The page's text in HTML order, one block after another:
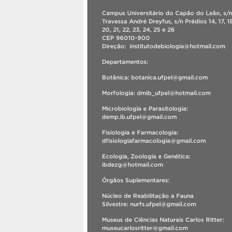
Campus Universitário do Capão do Leão, s/
Travessa André Dreyfus, s/n Prédios 14, 17,
20, 21, 22, 23, 24, 25 e 26
CEP 96010-900
Direção: institutodebiologia@hotmail.com
Departamentos:
Botânica: botanica.ufpel@gmail.com
Morfologia: dmib_ufpel@hotmail.com
Microbiologia e Parasitologia:
demp.ib.ufpel@gmail.com
Fisiologia e Farmacologia:
dfisiologiafarmacologia@gmail.com
Ecologia, Zoologia e Genética:
ibdezg@hotmail.com
Órgãos Suplementares:
Núcleo de Reabilitação a Fauna
Silvestre: nurfs.ufpel@gmail.com
Museus de Ciências Naturais Carlos Ritter:
museucarlosritter@gmail.com